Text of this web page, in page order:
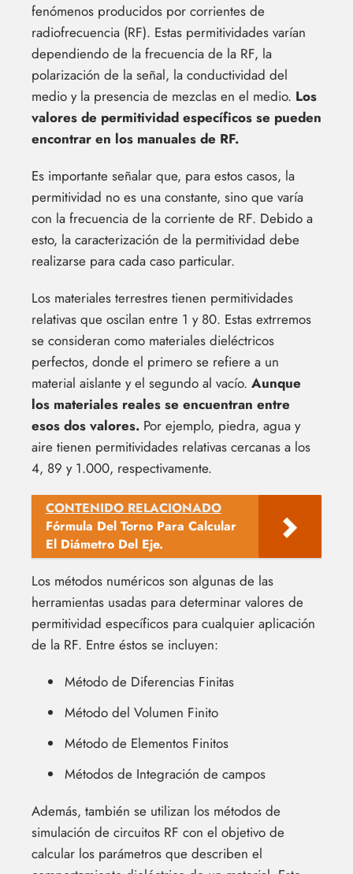
fenómenos producidos por corrientes de
radiofrecuencia (RF). Estas permitividades varían
dependiendo de la frecuencia de la RF, la
polarización de la señal, la conductividad del
medio y la presencia de mezclas en el medio. Los
valores de permitividad específicos se pueden
encontrar en los manuales de RF.
Es importante señalar que, para estos casos, la
permitividad no es una constante, sino que varía
con la frecuencia de la corriente de RF. Debido a
esto, la caracterización de la permitividad debe
realizarse para cada caso particular.
Los materiales terrestres tienen permitividades
relativas que oscilan entre 1 y 80. Estas extrremos
se consideran como materiales dieléctricos
perfectos, donde el primero se refiere a un
material aislante y el segundo al vacío. Aunque
los materiales reales se encuentran entre
esos dos valores. Por ejemplo, piedra, agua y
aire tienen permitividades relativas cercanas a los
4, 89 y 1.000, respectivamente.
CONTENIDO RELACIONADO
Fórmula Del Torno Para Calcular
El Diámetro Del Eje.
Los métodos numéricos son algunas de las
herramientas usadas para determinar valores de
permitividad específicos para cualquier aplicación
de la RF. Entre éstos se incluyen:
Método de Diferencias Finitas
Método del Volumen Finito
Método de Elementos Finitos
Métodos de Integración de campos
Además, también se utilizan los métodos de
simulación de circuitos RF con el objetivo de
calcular los parámetros que describen el